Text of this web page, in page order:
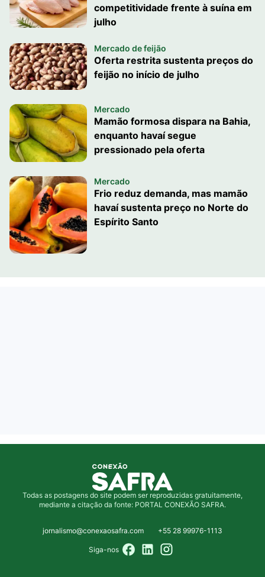
competitividade frente à suína em
julho
Mercado de feijão
Oferta restrita sustenta preços do
feijão no início de julho
Mercado
Mamão formosa dispara na Bahia,
enquanto havaí segue
pressionado pela oferta
Mercado
Frio reduz demanda, mas mamão
havaí sustenta preço no Norte do
Espírito Santo
Todas as postagens do site podem ser reproduzidas gratuitamente,
mediante a citação da fonte: PORTAL CONEXÃO SAFRA.
jornalismo@conexaosafra.com +55 28 99976-1113
Siga-nos